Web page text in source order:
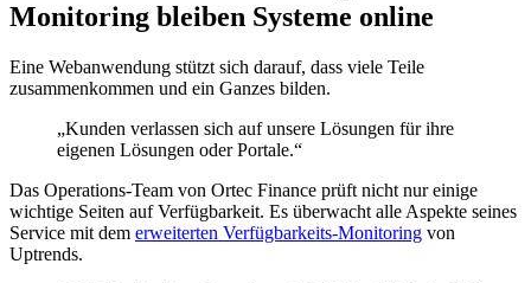
Monitoring bleiben Systeme online
Eine Webanwendung stützt sich darauf, dass viele Teile
zusammenkommen und ein Ganzes bilden.
„Kunden verlassen sich auf unsere Lösungen für ihre
eigenen Lösungen oder Portale.“
Das Operations-Team von Ortec Finance prüft nicht nur einige
wichtige Seiten auf Verfügbarkeit. Es überwacht alle Aspekte seines
Service mit dem erweiterten Verfügbarkeits-Monitoring von
Uptrends.